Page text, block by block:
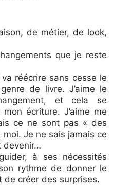
de métier, de look,
que je reste
réécrire sans cesse le
de livre. J’aime le
et cela se
écriture. J’aime me
ce ne sont pas « des
moi. Je ne sais jamais ce
devenir…
à ses nécessités
rythme de donner le
de créer des surprises.